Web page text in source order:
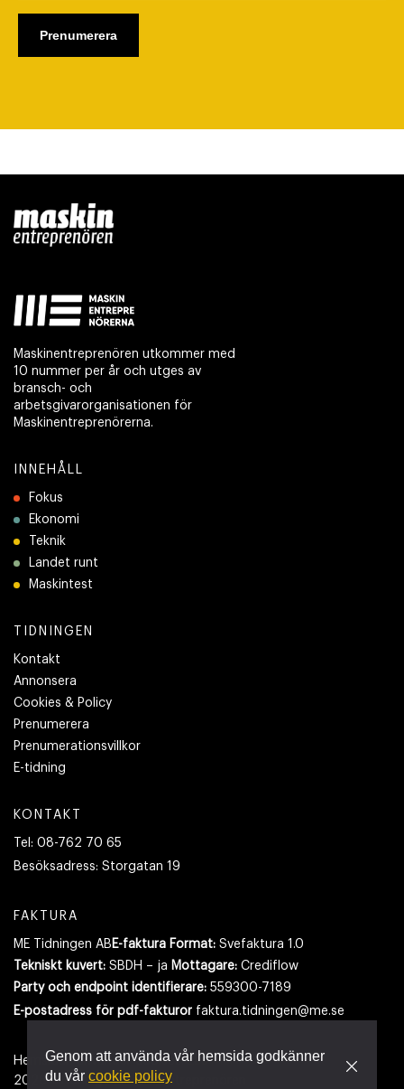
Maskinentreprenören utkommer med
10 nummer per år och utges av
bransch- och
arbetsgivarorganisationen för
Maskinentreprenörerna.
INNEHÅLL
Fokus
Ekonomi
Teknik
Landet runt
Maskintest
TIDNINGEN
Kontakt
Annonsera
Cookies & Policy
Prenumerera
Prenumerationsvillkor
E-tidning
KONTAKT
Tel: 08-762 70 65
Besöksadress: Storgatan 19
FAKTURA
ME Tidningen AB E-faktura Format: Svefaktura 1.0
Tekniskt kuvert: SBDH – ja Mottagare: Crediflow
Party och endpoint identifierare: 559300-7189
E-postadress för pdf-fakturor faktura.tidningen@me.se
Hemsidan använder cookies.Läs mer
2026- Tidningen Maskinentreprenören
Genom att använda vår hemsida godkänner
du vår cookie policy